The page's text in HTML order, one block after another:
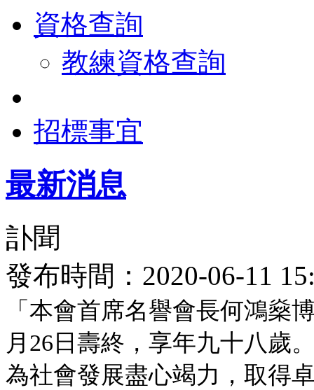
資格查詢
教練資格查詢
招標事宜
最新消息
訃聞
發布時間：2020-06-11
「本會首席名譽會長何鴻燊
月26日壽終，享年九十八歲
為社會發展盡心竭力，取得